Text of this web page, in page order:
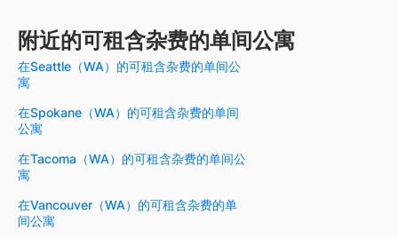
附近的可租含杂费的单间公寓
在Seattle（WA）的可租含杂费的单间公
寓
在Spokane（WA）的可租含杂费的单间
公寓
在Tacoma（WA）的可租含杂费的单间公
寓
在Vancouver（WA）的可租含杂费的单
间公寓